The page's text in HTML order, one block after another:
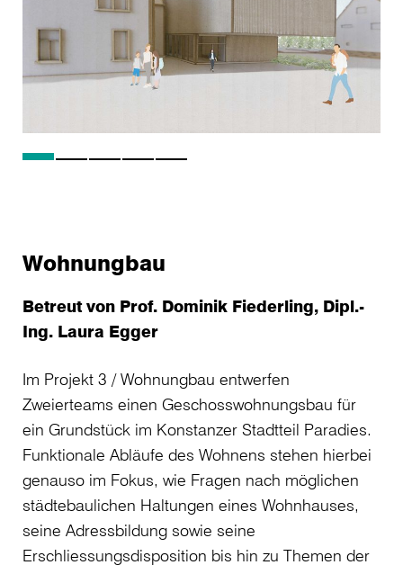
Wohnungbau
Betreut von Prof. Dominik Fiederling, Dipl.-
Ing. Laura Egger
Im Projekt 3 / Wohnungbau entwerfen
Zweierteams einen Geschosswohnungsbau für
ein Grundstück im Konstanzer Stadtteil Paradies.
Funktionale Abläufe des Wohnens stehen hierbei
genauso im Fokus, wie Fragen nach möglichen
städtebaulichen Haltungen eines Wohnhauses,
seine Adressbildung sowie seine
Erschliessungsdisposition bis hin zu Themen der